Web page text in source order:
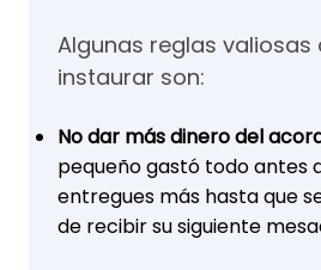
Algunas reglas valiosas
instaurar son:
No dar más dinero del
pequeño gastó todo antes
entregues más hasta que
de recibir su siguiente